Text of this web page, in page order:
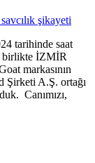
tarihinde saat
birlikte İZMİR
markasının
Şirketi A.Ş. ortağı
Canımızı,